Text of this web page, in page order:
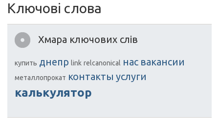
Ключові слова
Хмара ключових слів
купить днепр link relcanonical нас вакансии
металлопрокат контакты услуги
калькулятор